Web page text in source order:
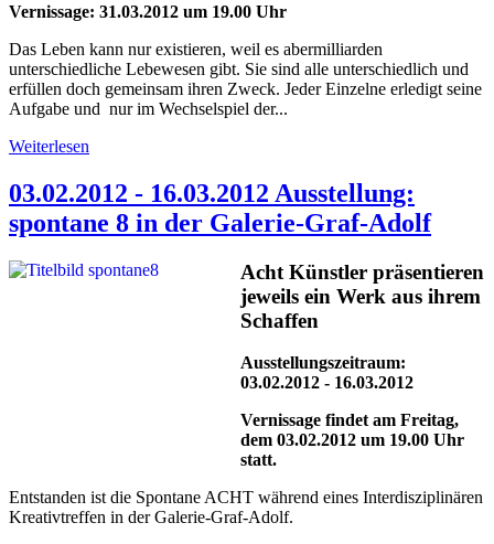
Vernissage: 31.03.2012 um 19.00 Uhr
Das Leben kann nur existieren, weil es abermilliarden
unterschiedliche Lebewesen gibt. Sie sind alle unterschiedlich und
erfüllen doch gemeinsam ihren Zweck. Jeder Einzelne erledigt seine
Aufgabe und nur im Wechselspiel der...
Weiterlesen
03.02.2012 - 16.03.2012 Ausstellung:
spontane 8 in der Galerie-Graf-Adolf
Acht Künstler präsentieren
jeweils ein Werk aus ihrem
Schaffen
Ausstellungszeitraum:
03.02.2012 - 16.03.2012
Vernissage findet am Freitag,
dem 03.02.2012 um 19.00 Uhr
statt.
Entstanden ist die Spontane ACHT während eines Interdisziplinären
Kreativtreffen in der Galerie-Graf-Adolf.